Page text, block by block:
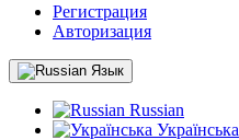
Регистрация
Авторизация
Язык
Russian
Українська